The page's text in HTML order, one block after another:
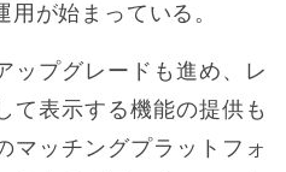
が始まっている。
ップグレードも進め、レ
て表示する機能の提供も
マッチングプラットフォ